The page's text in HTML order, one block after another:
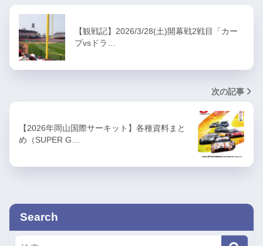
【観戦記】2026/3/28(土)開幕戦2戦目「カー
プvsドラ…
次の記事
【2026年岡山国際サーキット】各種資料まと
め（SUPER G…
Search